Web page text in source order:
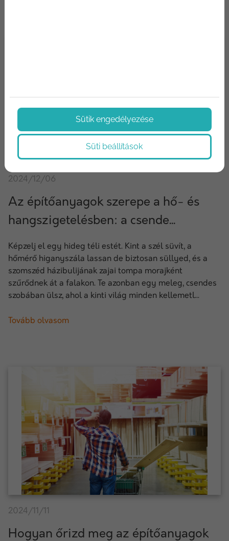
2024/12/06
Az építőanyagok szerepe a hő- és
hangszigetelésben: a csende...
Képzelj el egy hideg téli estét. Kint a szél süvít, a
hőmérő higanyszála lassan de biztosan süllyed, és a
szomszéd házibulijának zajai tompa morajként
szűrődnek át a falakon. Te azonban egy meleg, csendes
szobában ülsz, ahol a kinti világ minden kellemetl...
Tovább olvasom
2024/11/11
Hogyan őrizd meg az építőanyagok
Sütik engedélyezése
Süti beállítások